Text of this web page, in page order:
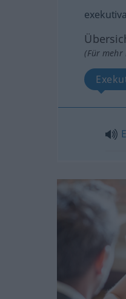
exekutiva
(Für mehr